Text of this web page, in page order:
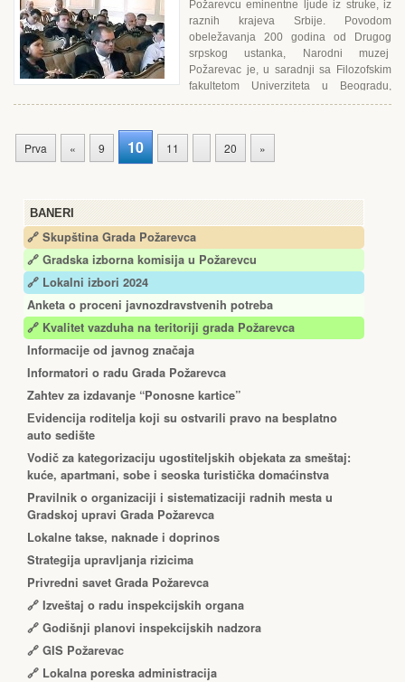
BANERI
🔗 Skupština Grada Požarevca
🔗 Gradska izborna komisija u Požarevcu
🔗 Lokalni izbori 2024
Anketa o proceni javnozdravstvenih potreba
🔗 Kvalitet vazduha na teritoriji grada Požarevca
Informacije od javnog značaja
Informatori o radu Grada Požarevca
Zahtev za izdavanje “Ponosne kartice”
Еvidencija roditelja koji su ostvarili pravo na besplatno
auto sedište
Vodič za kategorizaciju ugostiteljskih objekata za smeštaj:
kuće, apartmani, sobe i seoska turistička domaćinstva
Pravilnik o organizaciji i sistematizaciji radnih mesta u
Gradskoj upravi Grada Požarevca
Lokalne takse, naknade i doprinos
Strategija upravljanja rizicima
Privredni savet Grada Požarevca
🔗 Izveštaj o radu inspekcijskih organa
🔗 Godišnji planovi inspekcijskih nadzora
🔗 GIS Požarevac
🔗 Lokalna poreska administracija
Požarevcu eminentne ljude iz struke, iz
raznih krajeva Srbije. Povodom
obeležavanja 200 godina od Drugog
srpskog ustanka, Narodni muzej
Požarevac je, u saradnji sa Filozofskim
fakultetom Univerziteta u Beogradu,
organizovao naučni skup...
Prva « 9 10 11 20 »